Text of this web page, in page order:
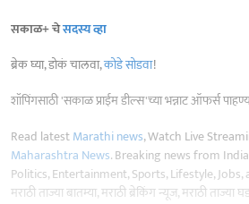
सकाळ+ चेसदस्य व्हा
ब्रेक घ्या, डोकं चालवा,कोडे सोडवा!
शॉपिंगसाठी 'सकाळ प्राईम डील्स'च्या भन्नाट ऑफर्स
Read latestMarathi news, Watch Live
Maharashtra News. Breaking news from
Politics, Entertainment, Sports, Lifestyle,
मराठी ताज्या बातम्या, मराठी ब्रेकिंग न्यूज, मराठी